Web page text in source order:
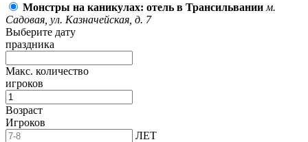
Монстры на каникулах: отель в Трансильвании м.
Садовая, ул. Казначейская, д. 7
Выберите дату
праздника
Макс. количество
игроков
Возраст
Игроков
ЛЕТ